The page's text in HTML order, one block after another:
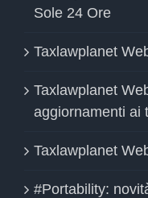
Sole 24 Ore
Taxlawplanet
Taxlawplanet
aggiornamenti ai
Taxlawplanet
#Portability: